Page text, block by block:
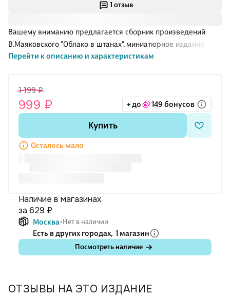
1 отзыв
Вашему вниманию предлагается сборник произведений
В.Маяковского "Облако в штанах", миниатюрное издание.
Перейти к описанию и характеристикам
1 199 ₽
999 ₽ + до 149 бонусов
Купить
Осталось мало
Наличие в магазинах
за 629 ₽
Москва Нет в наличии
Есть в других городах, 1 магазин
Посмотреть наличие
ОТЗЫВЫ НА ЭТО ИЗДАНИЕ